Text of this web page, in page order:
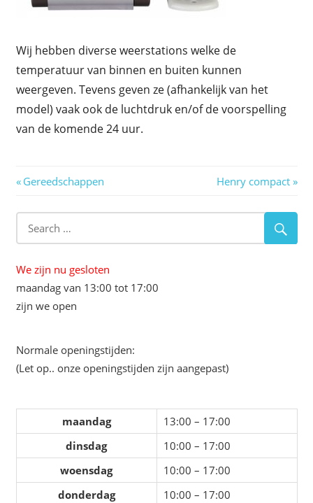
Wij hebben diverse weerstations welke de
temperatuur van binnen en buiten kunnen
weergeven. Tevens geven ze (afhankelijk van het
model) vaak ook de luchtdruk en/of de voorspelling
van de komende 24 uur.
Berichtnavigatie
Previous
Gereedschappen
Next
Henry compact
We zijn nu gesloten
maandag van 13:00 tot 17:00
zijn we open
Normale openingstijden:
(Let op.. onze openingstijden zijn aangepast)
maandag
13:00 – 17:00
dinsdag
10:00 – 17:00
woensdag
10:00 – 17:00
donderdag
10:00 – 17:00